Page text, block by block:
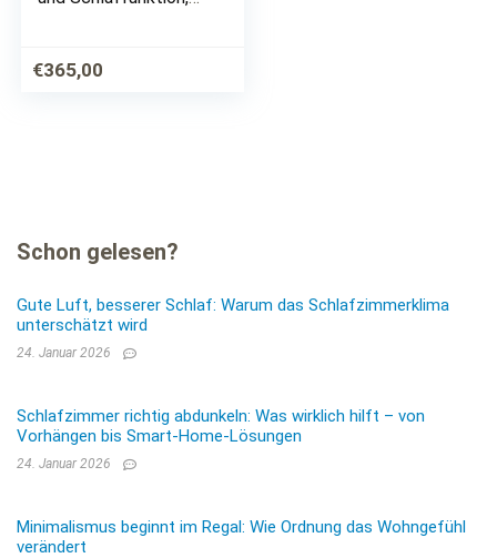
Schlafcouch,
Materialmix, Couch
€365,00
Schon gelesen?
Gute Luft, besserer Schlaf: Warum das Schlafzimmerklima
unterschätzt wird
24. Januar 2026
Schlafzimmer richtig abdunkeln: Was wirklich hilft – von
Vorhängen bis Smart-Home-Lösungen
24. Januar 2026
Minimalismus beginnt im Regal: Wie Ordnung das Wohngefühl
verändert